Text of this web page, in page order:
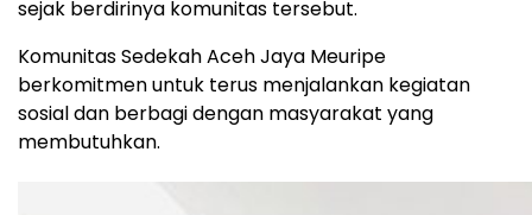
sejak berdirinya komunitas tersebut.
Komunitas Sedekah Aceh Jaya Meuripe
berkomitmen untuk terus menjalankan kegiatan
sosial dan berbagi dengan masyarakat yang
membutuhkan.